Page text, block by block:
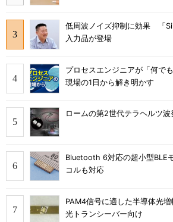
低周波ノイズ抑制に効果 「
入力品が登場
プロセスエンジニアが「何で
現場の1日から解き明かす
ロームの第2世代テラヘルツ
Bluetooth 6対応の超小型BLE
コルも対応
PAM4信号に適した半導体光
光トランシーバー向け